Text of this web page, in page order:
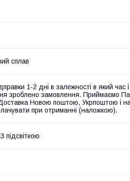
сплав
1-2 дні в залежності в який час
зроблено замовлення. Приймаємо
Новою поштою, Укрпоштою і на
при отриманні (наложкою).
підсвіткою